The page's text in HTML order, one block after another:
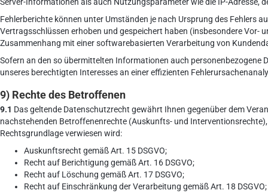
Fehlerberichte können unter Umständen je nach Ursprung des Fehlers
Vertragsschlüssen erhoben und gespeichert haben (insbesondere Vor-
Zusammenhang mit einer softwarebasierten Verarbeitung von
Sofern an den so übermittelten Informationen auch personenbezogene
unseres berechtigten Interesses an einer effizienten
9) Rechte des Betroffenen
9.1 Das geltende Datenschutzrecht gewährt Ihnen gegenüber dem
nachstehenden Betroffenenrechte (Auskunfts- und
Rechtsgrundlage verwiesen wird:
Auskunftsrecht gemäß Art. 15 DSGVO;
Recht auf Berichtigung gemäß Art. 16 DSGVO;
Recht auf Löschung gemäß Art. 17 DSGVO;
Recht auf Einschränkung der Verarbeitung gemäß Art. 18 DSGVO;